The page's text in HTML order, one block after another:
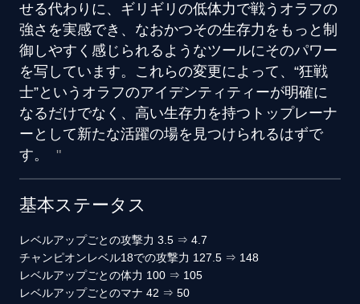
せる代わりに、ギリギリの低体力で戦うオラフの
強さを実感でき、なおかつその生存力をもっと制
御しやすく感じられるようなツールにそのパワー
を写しています。これらの変更によって、“狂戦
士”というオラフのアイデンティティーが明確に
なるだけでなく、高い生存力を持つトップレーナ
ーとして新たな活躍の場を見つけられるはずで
す。
基本ステータス
レベルアップごとの攻撃力 3.5 ⇒ 4.7
チャンピオンレベル18での攻撃力 127.5 ⇒ 148
レベルアップごとの体力 100 ⇒ 105
レベルアップごとのマナ 42 ⇒ 50